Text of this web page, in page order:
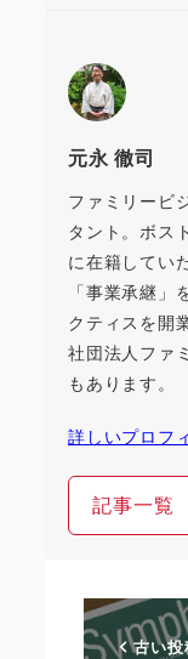
元永 徹司
ファミリービ
タント。ボス
に在籍してい
「事業承継
クティスを開
社団法人ファ
もあります。
詳しいプロフ
記事一覧
古い投